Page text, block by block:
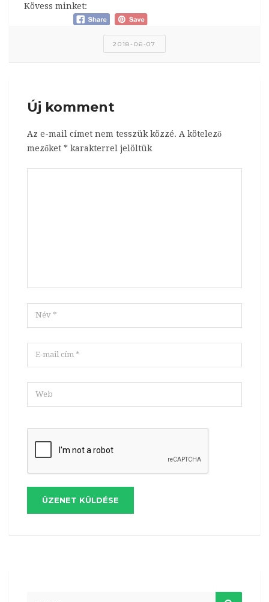
Kövess minket:
2018-06-07
Új komment
Az e-mail címet nem tesszük közzé. A kötelező
mezőket * karakterrel jelöltük
ÜZENET KÜLDÉSE